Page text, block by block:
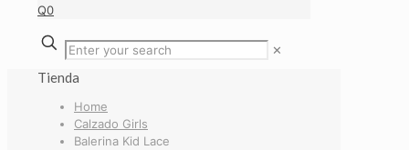
Q0
✕
Tienda
Home
Calzado Girls
Balerina Kid Lace